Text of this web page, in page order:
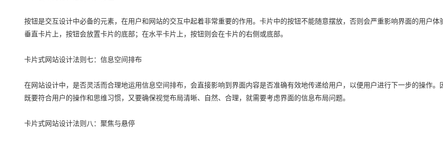
按钮是交互设计中必备的元素，在用户和网站的交互中起着非常重要的作用。卡片中的按钮不能随意摆放，否则会严重影响界面的用户体
垂直卡片上，按钮会放置卡片的底部；在水平卡片上，按钮则会在卡片的右侧或底部。
卡片式网站设计法则七：信息空间排布
在网站设计中，是否灵活而合理地运用信息空间排布，会直接影响到界面内容是否准确有效地传递给用户，以便用户进行下一步的操作。
既要符合用户的操作和思维习惯，又要确保视觉布局清晰、自然、合理，就需要考虑界面的信息布局问题。
卡片式网站设计法则八：聚焦与悬停